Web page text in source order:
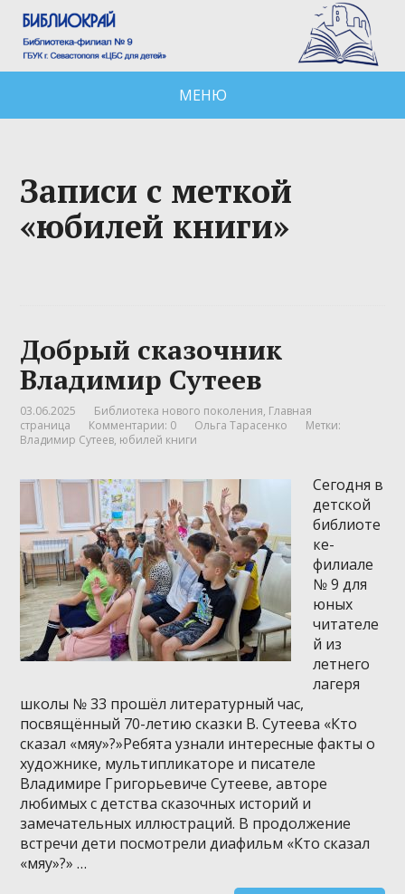
МЕНЮ
Записи с меткой
«юбилей книги»
Добрый сказочник
Владимир Сутеев
03.06.2025 Библиотека нового поколения, Главная
страница
Комментарии: 0 Ольга Тарасенко
Метки:
Владимир Сутеев, юбилей книги
Сегодня в
детской
библиоте
ке-
филиале
№ 9 для
юных
читателе
й из
летнего
лагеря
школы № 33 прошёл литературный час,
посвящённый 70-летию сказки В. Сутеева «Кто
сказал «мяу»?»Ребята узнали интересные факты о
художнике, мультипликаторе и писателе
Владимире Григорьевиче Сутееве, авторе
любимых с детства сказочных историй и
замечательных иллюстраций. В продолжение
встречи дети посмотрели диафильм «Кто сказал
«мяу»?» …